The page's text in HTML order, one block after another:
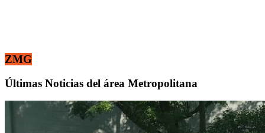
ZMG
Últimas Noticias del área Metropolitana